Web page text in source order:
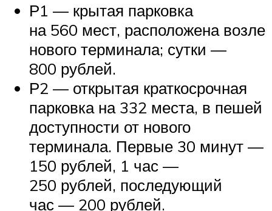
Р1 — крытая парковка
на 560 мест, расположена возле
нового терминала; сутки —
800 рублей.
Р2 — открытая краткосрочная
парковка на 332 места, в пешей
доступности от нового
терминала. Первые 30 минут —
150 рублей, 1 час —
250 рублей, последующий
час — 200 рублей.